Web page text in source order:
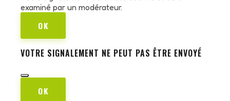
examiné par un modérateur.
OK
VOTRE SIGNALEMENT NE PEUT PAS ÊTRE ENVOYÉ
OK